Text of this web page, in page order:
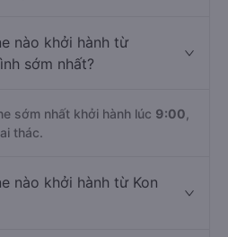
nào khởi hành từ
sớm nhất?
sớm nhất khởi hành lúc 9:00
thác.
nào khởi hành từ Kon